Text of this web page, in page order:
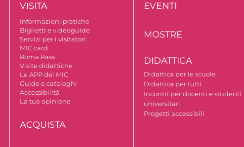
VISITA
Informazioni pratiche
Biglietti e videoguide
Servizi per i visitatori
MIC card
Roma Pass
Visite didattiche
Le APP dei MiC
Guide e cataloghi
Accessibilità
La tua opinione
ACQUISTA
EVENTI
MOSTRE
DIDATTICA
Didattica per le scuole
Didattica per tutti
Incontri per docenti e studenti
universitari
Progetti accessibili